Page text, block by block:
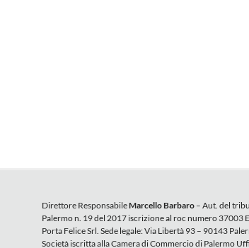
Direttore ResponsabileMarcello Barbaro– Aut. del
Palermo n. 19 del 2017 iscrizione al roc numero 37003
Porta Felice Srl. Sede legale: Via Libertà 93 – 90143
Società iscritta alla Camera di Commercio di Palermo